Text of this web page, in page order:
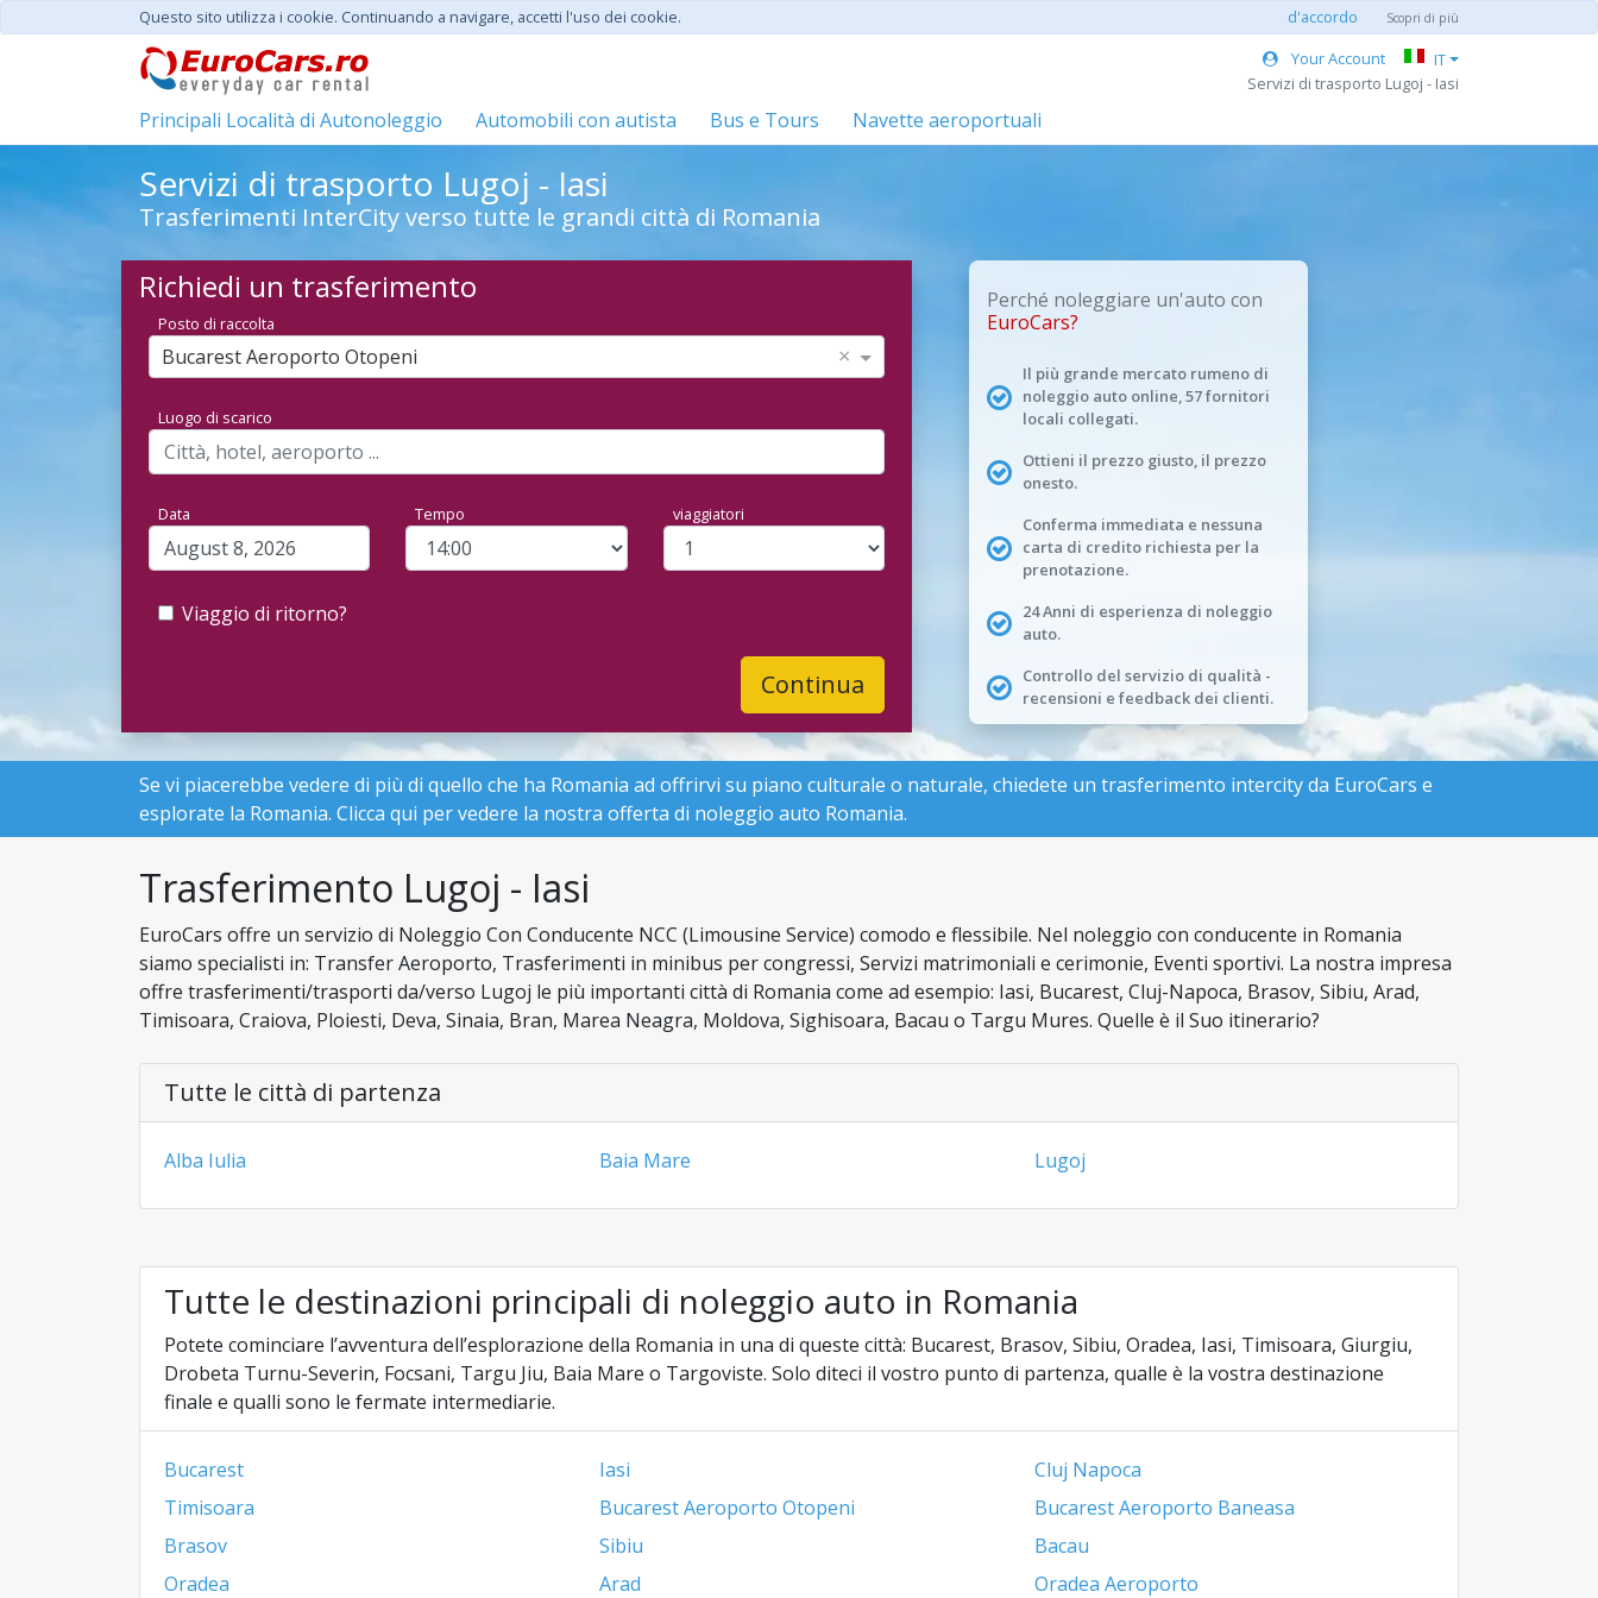
Questo sito utilizza i cookie. Continuando a navigare, accetti l'uso dei cookie. d'accordo Scopri di più
Your Account
IT
Servizi di trasporto Lugoj - Iasi
Principali Località di Autonoleggio Automobili con autista Bus e Tours Navette aeroportuali
Servizi di trasporto Lugoj - Iasi
Trasferimenti InterCity verso tutte le grandi città di Romania
Richiedi un trasferimento
Posto di raccolta
Bucarest Aeroporto Otopeni ×
Luogo di scarico
Data Tempo viaggiatori
Viaggio di ritorno?
Continua
Perché noleggiare un'auto con
EuroCars?
Il più grande mercato rumeno di
noleggio auto online, 57 fornitori
locali collegati.
Ottieni il prezzo giusto, il prezzo
onesto.
Conferma immediata e nessuna
carta di credito richiesta per la
prenotazione.
24 Anni di esperienza di noleggio
auto.
Controllo del servizio di qualità -
recensioni e feedback dei clienti.
Se vi piacerebbe vedere di più di quello che ha Romania ad offrirvi su piano culturale o naturale, chiedete un trasferimento intercity da EuroCars e
esplorate la Romania. Clicca qui per vedere la nostra offerta di noleggio auto Romania.
Trasferimento Lugoj - Iasi
EuroCars offre un servizio di Noleggio Con Conducente NCC (Limousine Service) comodo e flessibile. Nel noleggio con conducente in Romania
siamo specialisti in: Transfer Aeroporto, Trasferimenti in minibus per congressi, Servizi matrimoniali e cerimonie, Eventi sportivi. La nostra impresa
offre trasferimenti/trasporti da/verso Lugoj le più importanti città di Romania come ad esempio: Iasi, Bucarest, Cluj-Napoca, Brasov, Sibiu, Arad,
Timisoara, Craiova, Ploiesti, Deva, Sinaia, Bran, Marea Neagra, Moldova, Sighisoara, Bacau o Targu Mures. Quelle è il Suo itinerario?
Tutte le città di partenza
Alba Iulia Baia Mare Lugoj
Tutte le destinazioni principali di noleggio auto in Romania
Potete cominciare l’avventura dell’esplorazione della Romania in una di queste città: Bucarest, Brasov, Sibiu, Oradea, Iasi, Timisoara, Giurgiu,
Drobeta Turnu-Severin, Focsani, Targu Jiu, Baia Mare o Targoviste. Solo diteci il vostro punto di partenza, qualle è la vostra destinazione
finale e qualli sono le fermate intermediarie.
Bucarest Iasi
Cluj Napoca
Timisoara
Bucarest Aeroporto Otopeni
Bucarest Aeroporto Baneasa
Brasov
Sibiu
Bacau
Oradea
Arad Oradea Aeroporto